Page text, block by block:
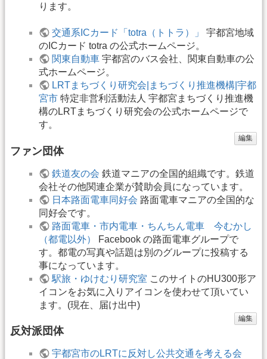
ります。
交通系ICカード「totra（トトラ）」
宇都宮地域
のICカード totra の公式ホームページ。
関東自動車 宇都宮のバス会社、関東自動車の公
式ホームページ。
LRTまちづくり研究会|まちづくり推進機構|宇都
宮市 ​特定非営利活動法人 宇都宮まちづくり推進機
構のLRTまちづくり研究会の公式ホームページで
す。
編集
ファン団体
鉄道友の会 鉄道マニアの全国的組織です。鉄道
会社その他関連企業が賛助会員になっています。
日本路面電車同好会 路面電車マニアの全国的な
同好会です。
路面電車・市内電車・ちんちん電車 今むかし
（都電以外）
Facebook の路面電車グループで
す。都電の写真や話題は別のグループに投稿する
事になっています。
駅旅・ゆけむり研究室 このサイトのHU300形ア
イコンをお気に入りアイコンを使わせて頂いてい
ます。(現在、届け出中)
編集
反対派団体
宇都宮市のLRTに反対し公共交通を考える会